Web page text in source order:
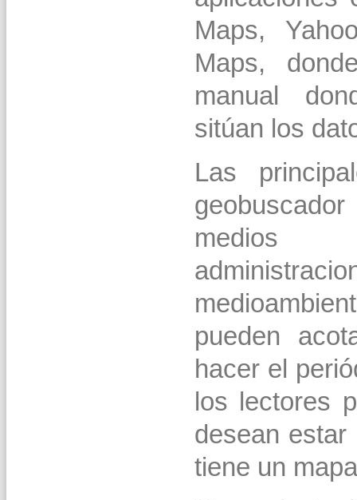
Maps,
Maps,
manual
sitúan los
Las
medios
pueden
hacer el
los lectores
desean estar
tiene un